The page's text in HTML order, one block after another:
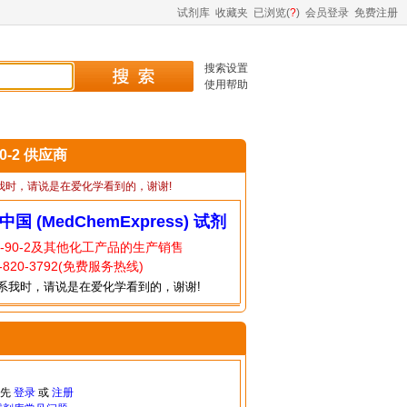
试剂库 收藏夹 已浏览(?) 会员登录 免费注册
搜索设置
使用帮助
2 供应商
时，请说是在爱化学看到的，谢谢!
国 (MedChemExpress) 试剂
2及其他化工产品的生产销售
3792(免费服务热线)
我时，请说是在爱化学看到的，谢谢!
登录或 注册